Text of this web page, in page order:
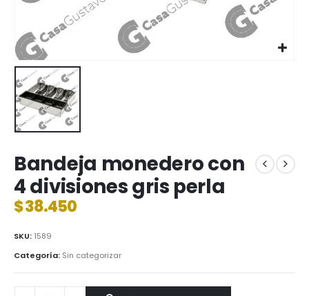
Bandeja monedero con
4 divisiones gris perla
$38.450
SKU: 1589
Categoría: Sin categorizar